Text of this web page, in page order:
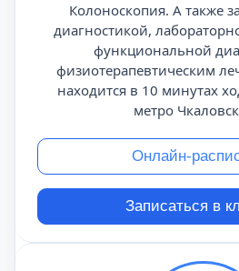
Колоноскопия. А также
диагностикой,
функциональной
физиотерапевтическим
находится в 10 минутах
метро
Онлайн-
Записаться в